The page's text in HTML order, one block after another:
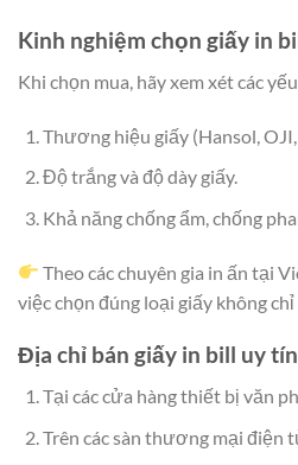
Kinh nghiệm chọn giấy in
Khi chọn mua, hãy xem xét các
Thương hiệu giấy (Hansol,
Độ trắng và độ dày giấy.
Khả năng chống ẩm, chống
Theo các chuyên gia in ấn tại
việc chọn đúng loại giấy không chỉ
Địa chỉ bán giấy in bill uy tín
Tại các cửa hàng thiết bị văn
Trên các sàn thương mại điện